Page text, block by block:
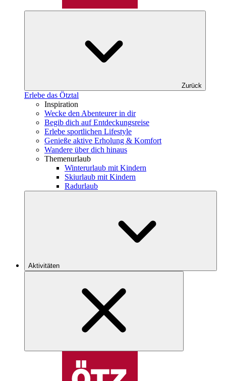
Zurück
Erlebe das Ötztal
Inspiration
Wecke den Abenteurer in dir
Begib dich auf Entdeckungsreise
Erlebe sportlichen Lifestyle
Genieße aktive Erholung & Komfort
Wandere über dich hinaus
Themenurlaub
Winterurlaub mit Kindern
Skiurlaub mit Kindern
Radurlaub
Aktivitäten